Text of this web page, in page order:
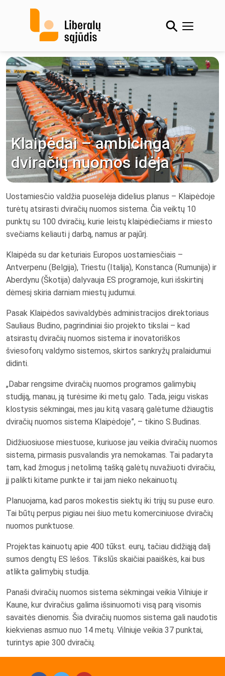
Klaipėdai – ambicinga
dviračių nuomos idėja
Uostamiesčio valdžia puoselėja didelius planus – Klaipėdoje
turėtų atsirasti dviračių nuomos sistema. Čia veiktų 10
punktų su 100 dviračių, kurie leistų klaipėdiečiams ir miesto
svečiams keliauti į darbą, namus ar pajūrį.
Klaipėda su dar keturiais Europos uostamiesčiais –
Antverpenu (Belgija), Triestu (Italija), Konstanca (Rumunija) ir
Aberdynu (Škotija) dalyvauja ES programoje, kuri išskirtinį
dėmesį skiria darniam miestų judumui.
Pasak Klaipėdos savivaldybės administracijos direktoriaus
Sauliaus Budino, pagrindiniai šio projekto tikslai – kad
atsirastų dviračių nuomos sistema ir inovatoriškos
šviesoforų valdymo sistemos, skirtos sankryžų pralaidumui
didinti.
„Dabar rengsime dviračių nuomos programos galimybių
studiją, manau, ją turėsime iki metų galo. Tada, jeigu viskas
klostysis sėkmingai, mes jau kitą vasarą galėtume džiaugtis
dviračių nuomos sistema Klaipėdoje”, – tikino S.Budinas.
Didžiuosiuose miestuose, kuriuose jau veikia dviračių nuomos
sistema, pirmasis pusvalandis yra nemokamas. Tai padaryta
tam, kad žmogus į netolimą tašką galėtų nuvažiuoti dviračiu,
jį palikti kitame punkte ir tai jam nieko nekainuotų.
Planuojama, kad paros mokestis siektų iki trijų su puse euro.
Tai būtų perpus pigiau nei šiuo metu komerciniuose dviračių
nuomos punktuose.
Projektas kainuotų apie 400 tūkst. eurų, tačiau didžiąją dalį
sumos dengtų ES lėšos. Tikslūs skaičiai paaiškės, kai bus
atlikta galimybių studija.
Panaši dviračių nuomos sistema sėkmingai veikia Vilniuje ir
Kaune, kur dviračius galima išsinuomoti visą parą visomis
savaitės dienomis. Šia dviračių nuomos sistema gali naudotis
kiekvienas asmuo nuo 14 metų. Vilniuje veikia 37 punktai,
turintys apie 300 dviračių.